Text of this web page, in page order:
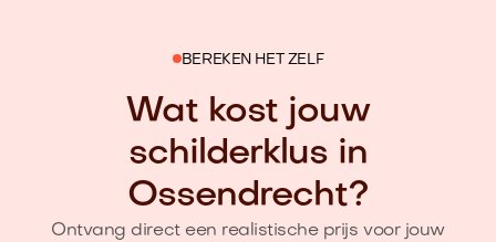
BEREKEN HET ZELF
Wat kost jouw
schilderklus in
Ossendrecht?
Ontvang direct een realistische prijs voor jouw